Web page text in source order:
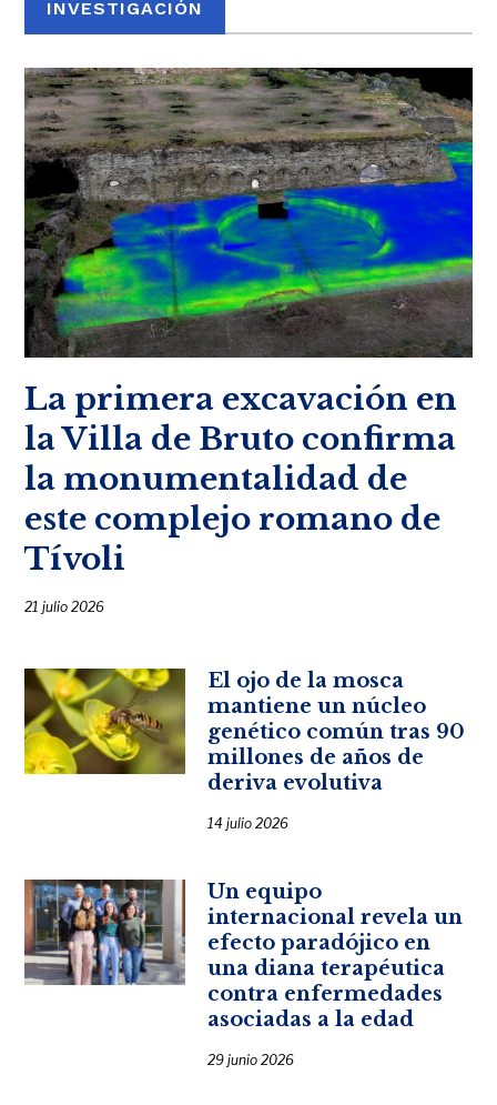
INVESTIGACIÓN
La primera excavación en
la Villa de Bruto confirma
la monumentalidad de
este complejo romano de
Tívoli
21 julio 2026
El ojo de la mosca
mantiene un núcleo
genético común tras 90
millones de años de
deriva evolutiva
14 julio 2026
Un equipo
internacional revela un
efecto paradójico en
una diana terapéutica
contra enfermedades
asociadas a la edad
29 junio 2026